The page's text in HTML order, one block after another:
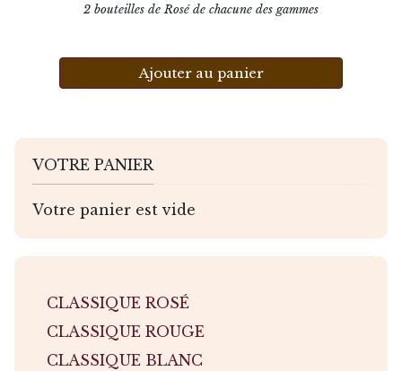
2 bouteilles de Rosé de chacune des gammes
Ajouter au panier
VOTRE PANIER
Votre panier est vide
CLASSIQUE ROSÉ
CLASSIQUE ROUGE
CLASSIQUE BLANC